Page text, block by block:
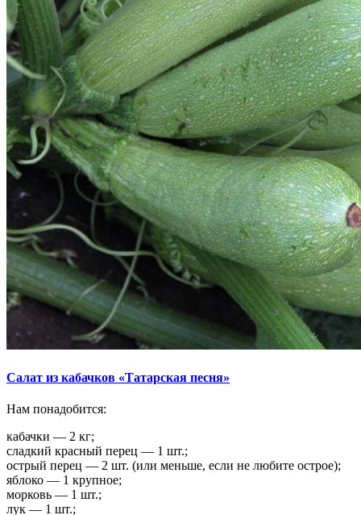
Салат из кабачков «Татарская песня»
Нам понадобится:
кабачки — 2 кг;
сладкий красный перец — 1 шт.;
острый перец — 2 шт. (или меньше, если не любите острое);
яблоко — 1 крупное;
морковь — 1 шт.;
лук — 1 шт.;